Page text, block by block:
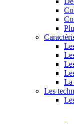
La
Les